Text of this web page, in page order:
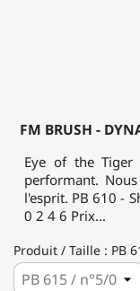
TIGER
IN
YOUR
ART
FM BRUSH -
Eye of the
performant.
l'esprit. PB 610 -
0 2 4 6 Prix...
Produit / Taille : PB